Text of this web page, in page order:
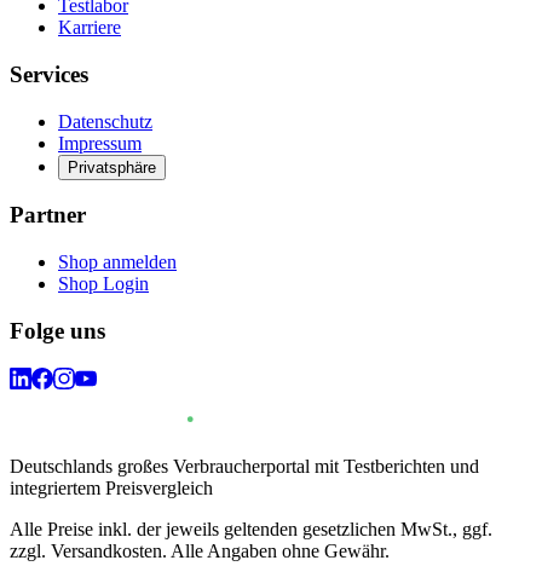
Testlabor
Karriere
Services
Datenschutz
Impressum
Privatsphäre
Partner
Shop anmelden
Shop Login
Folge uns
Deutschlands großes Verbraucherportal mit Testberichten und
integriertem Preisvergleich
Alle Preise inkl. der jeweils geltenden gesetzlichen MwSt., ggf.
zzgl. Versandkosten. Alle Angaben ohne Gewähr.